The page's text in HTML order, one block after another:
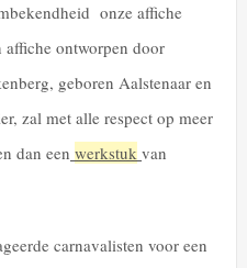
onze affiche
ontworpen door
geboren Aalstenaar en
zal met alle respect op meer
dan een werkstuk van
carnavalisten voor een